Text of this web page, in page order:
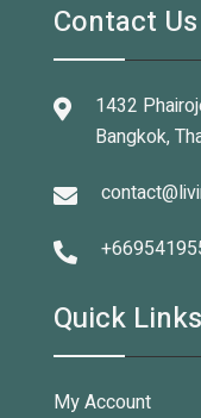
Contact Us
1432
Bangkok,
Quick Links
My Account